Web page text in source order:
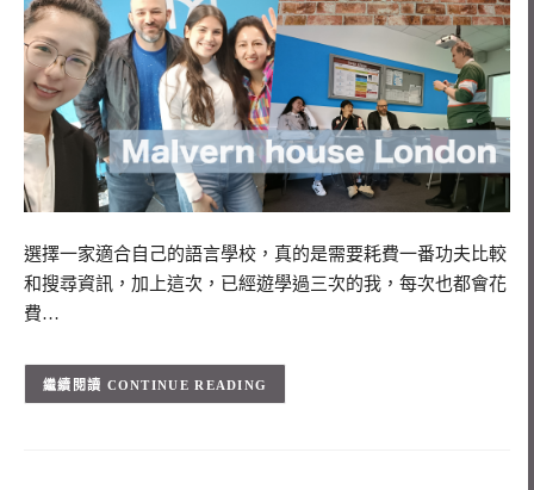
選擇一家適合自己的語言學校，真的是需要耗費一番功夫比較
和搜尋資訊，加上這次，已經遊學過三次的我，每次也都會花
費…
CONTINUE READING